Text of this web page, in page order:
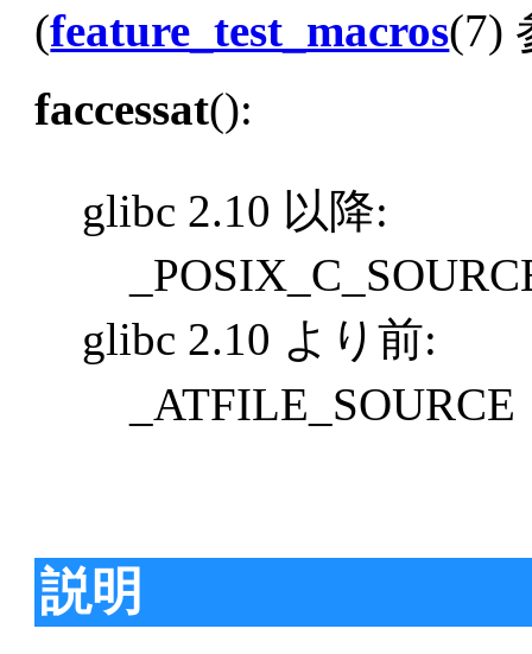
(feature_test_macros(7)
faccessat():
glibc 2.10 以降:
glibc 2.10 より前:
_ATFILE_SOURCE
説明